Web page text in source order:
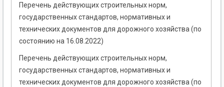
Перечень действующих строительных норм,
государственных стандартов, нормативных и
технических документов для дорожного хозяйства (по
состоянию на 16.08.2022)
Перечень действующих строительных норм,
государственных стандартов, нормативных и
технических документов для дорожного хозяйства (по